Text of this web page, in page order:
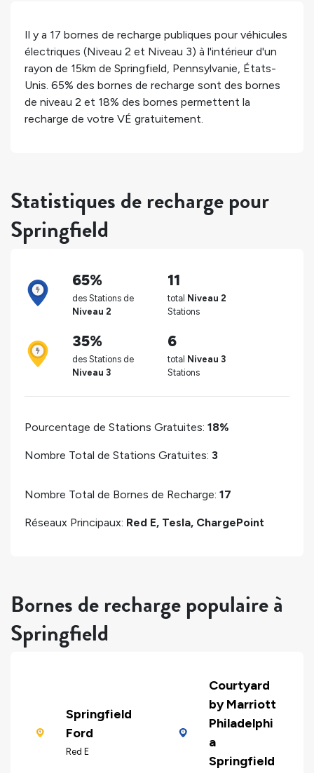
Il y a 17 bornes de recharge publiques pour véhicules
électriques (Niveau 2 et Niveau 3) à l'intérieur d'un
rayon de 15km de Springfield, Pennsylvanie, États-
Unis. 65% des bornes de recharge sont des bornes
de niveau 2 et 18% des bornes permettent la
recharge de votre VÉ gratuitement.
Statistiques de recharge pour
Springfield
65%
des Stations de
Niveau 2
11
total Niveau 2
Stations
35%
des Stations de
Niveau 3
6
total Niveau 3
Stations
Pourcentage de Stations Gratuites: 18%
Nombre Total de Stations Gratuites: 3
Nombre Total de Bornes de Recharge: 17
Réseaux Principaux: Red E, Tesla, ChargePoint
Bornes de recharge populaire à
Springfield
Springfield
Ford
Red E
Courtyard
by Marriott
Philadelphi
a
Springfield